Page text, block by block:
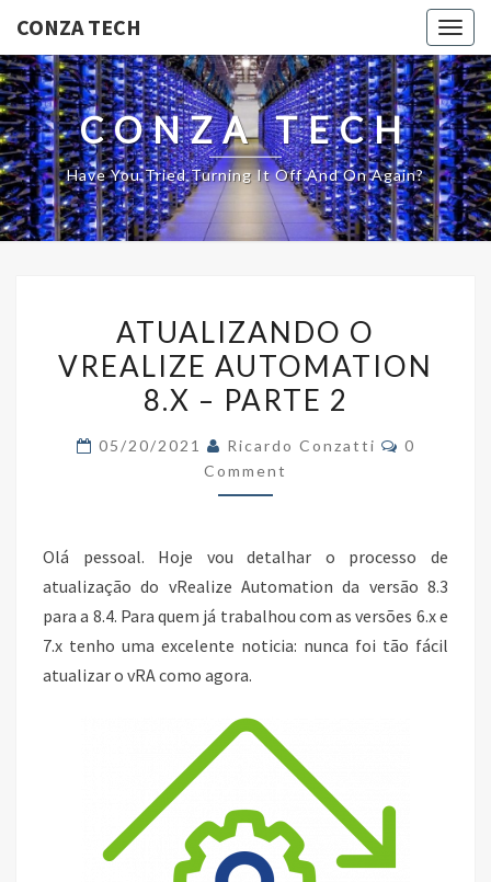
CONZA TECH
CONZA TECH
Have You Tried Turning It Off And On Again?
O
VREALIZE
AUTOMATION
–
ATUALIZANDO O
VREALIZE AUTOMATION
8.X – PARTE 2
05/20/2021 Ricardo Conzatti Comments
0
Comment
Olá pessoal. Hoje vou detalhar o processo de
atualização do vRealize Automation da versão 8.3
para a 8.4. Para quem já trabalhou com as versões 6.x e
7.x tenho uma excelente noticia: nunca foi tão fácil
atualizar o vRA como agora.